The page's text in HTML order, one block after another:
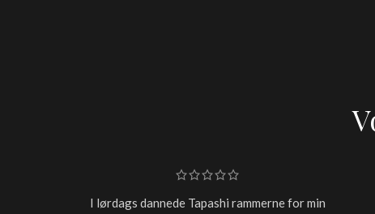
I lørdags dannede Tapashi rammerne for min